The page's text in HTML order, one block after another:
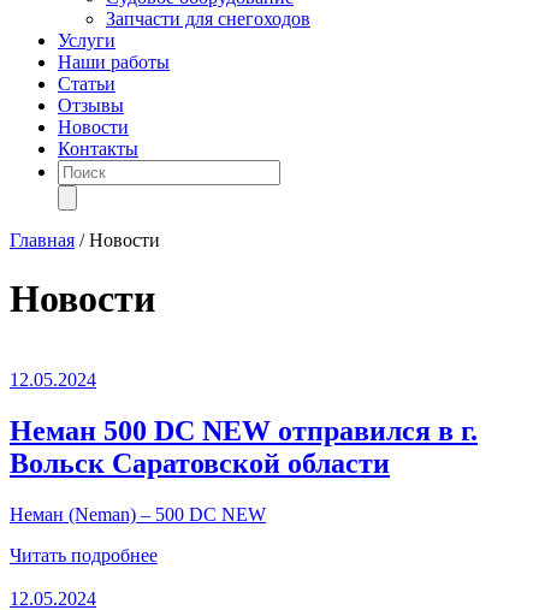
Запчасти для снегоходов
Услуги
Наши работы
Статьи
Отзывы
Новости
Контакты
Поиск
товаров
Главная /Новости
Новости
12.05.2024
Неман 500 DC NEW отправился в г.
Вольск Саратовской области
Неман (Neman) – 500 DC NEW
Читать подробнее
12.05.2024